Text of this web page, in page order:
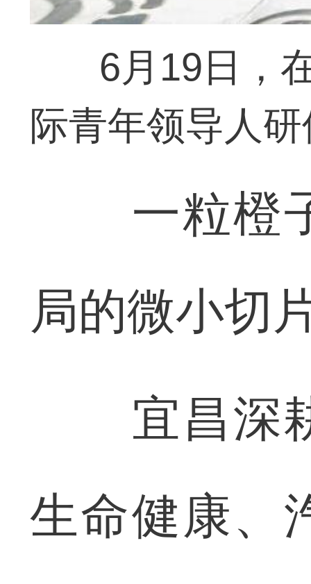
6月19日，
际青年领导人
一粒橙子
局的微小切
宜昌深耕
生命健康、